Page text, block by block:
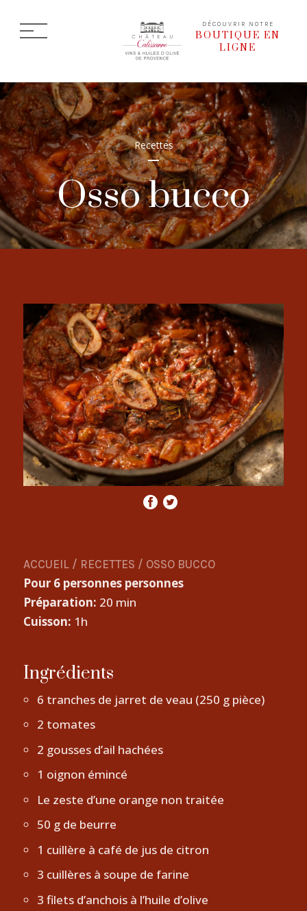
DÉCOUVRIR NOTRE
BOUTIQUE EN
LIGNE
Recettes
Osso bucco
ACCUEIL/ RECETTES / OSSO BUCCO
Pour 6 personnes personnes
Préparation: 20 min
Cuisson: 1h
Ingrédients
6 tranches de jarret de veau (250 g pièce)
2 tomates
2 gousses d’ail hachées
1 oignon émincé
Le zeste d’une orange non traitée
50 g de beurre
1 cuillère à café de jus de citron
3 cuillères à soupe de farine
3 filets d’anchois à l’huile d’olive